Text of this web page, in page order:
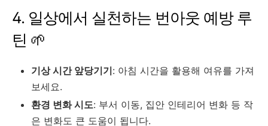
4. 일상에서 실천하는 번아웃 예방 루
틴 🌱
기상 시간 앞당기기: 아침 시간을 활용해 여유를 가져
보세요.
환경 변화 시도: 부서 이동, 집안 인테리어 변화 등 작
은 변화도 큰 도움이 됩니다.